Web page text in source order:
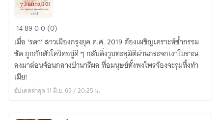
7
วัน
ทะลุ
มิติ
148900 (0)
เมื่อ ‘รดา’ สาวเมืองกรุงยุค ค.ศ. 2019 ต้องเผชิญเคราะห์ซ้ำกรรม
ซัด ถูกกักตัวโควิดอยู่ดี ๆ กลับดิ่งวูบทะลุมิติผ่านกระจกเงาโบราณ
ลงมาล่อนจ้อนกลางป่านารีผล ที่อมนุษย์ทั้งพงไพรจ้องจะรุมทึ้งทำ
เมีย!
อัปเดตล่าสุด 11 มิ.ย. 69 / 20:25 น.